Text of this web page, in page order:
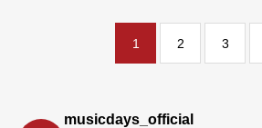
1 2 3
musicdays_official